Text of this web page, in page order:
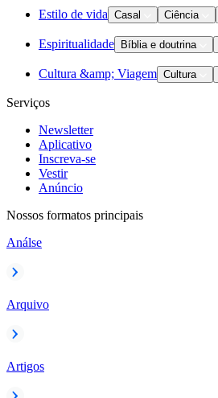
Estilo de vida Casal Ciência
Espiritualidade Bíblia e doutrina
Cultura &amp; Viagem Cultura
Serviços
Newsletter
Aplicativo
Inscreva-se
Vestir
Anúncio
Nossos formatos principais
Análse
Arquivo
Artigos